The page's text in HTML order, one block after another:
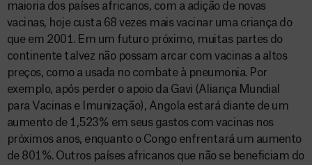
maioria dos países africanos, com a adição de novas
vacinas, hoje custa 68 vezes mais vacinar uma criança do
que em 2001. Em um futuro próximo, muitas partes do
continente talvez não possam arcar com vacinas a altos
preços, como a usada no combate à pneumonia. Por
exemplo, após perder o apoio da Gavi (Aliança Mundial
para Vacinas e Imunização), Angola estará diante de um
aumento de 1,523% em seus gastos com vacinas nos
próximos anos, enquanto o Congo enfrentará um aumento
de 801%. Outros países africanos que não se beneficiam do